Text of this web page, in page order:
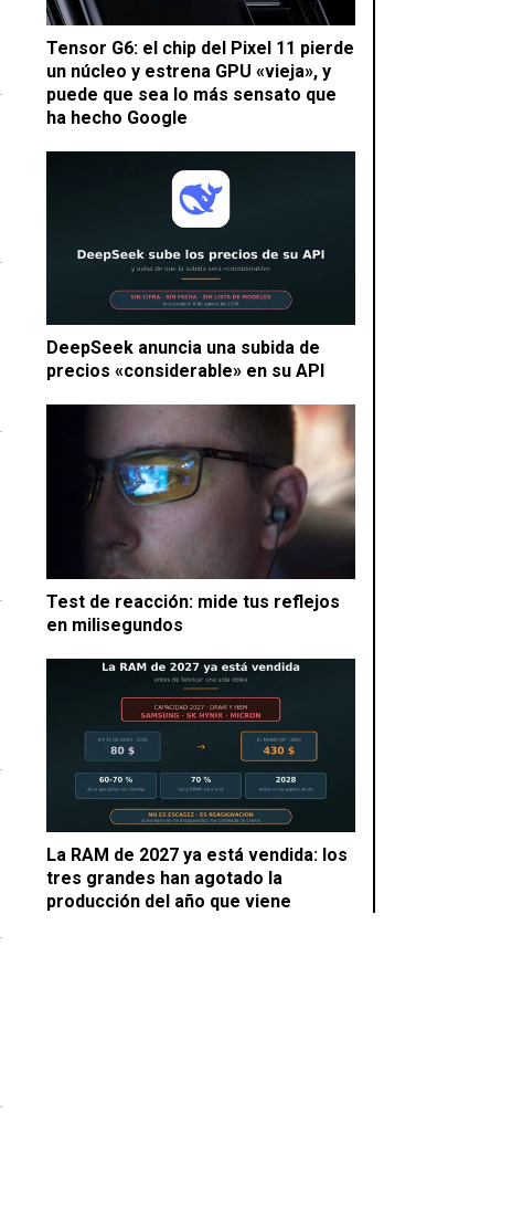
Tensor G6: el chip del Pixel 11 pierde
un núcleo y estrena GPU «vieja», y
puede que sea lo más sensato que
ha hecho Google
DeepSeek anuncia una subida de
precios «considerable» en su API
Test de reacción: mide tus reflejos
en milisegundos
La RAM de 2027 ya está vendida: los
tres grandes han agotado la
producción del año que viene